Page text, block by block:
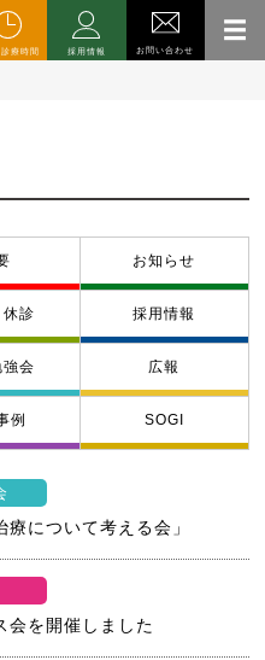
療時間 採用情報 お問い合わせ
お知らせ
診 採用情報
強会 広報
例 SOGI
について考える会」
会を開催しました